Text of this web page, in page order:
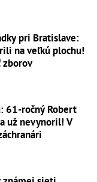
pri Bratislave:
na veľkú plochu!
zborov
61-ročný Robert
už nevynoril! V